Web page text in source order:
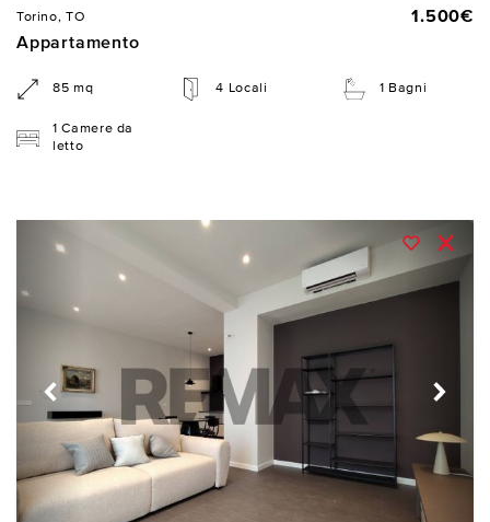
Torino, TO
1.500€
Appartamento
85 mq 4 Locali 1 Bagni
1 Camere da
letto